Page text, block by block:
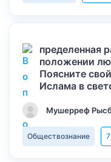
пределенная
положении
Поясните
Ислама в
Мушерреф
Обществознание